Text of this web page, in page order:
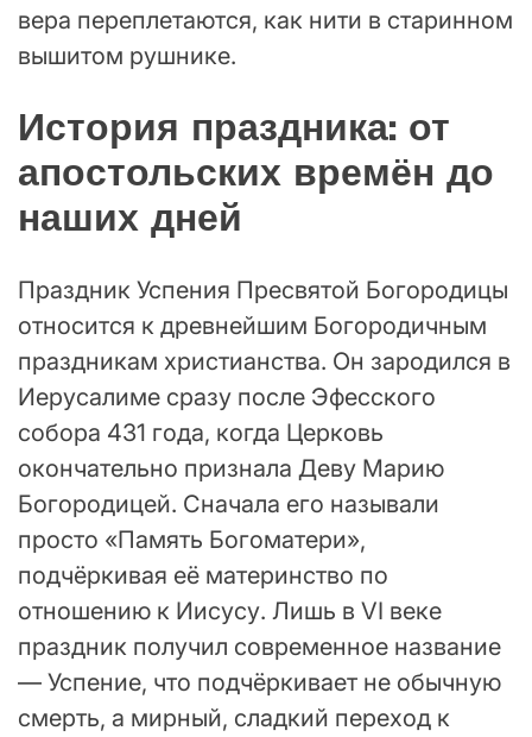
вера переплетаются, как нити в старинном
вышитом рушнике.
История праздника: от
апостольских времён до
наших дней
Праздник Успения Пресвятой Богородицы
относится к древнейшим Богородичным
праздникам христианства. Он зародился в
Иерусалиме сразу после Эфесского
собора 431 года, когда Церковь
окончательно признала Деву Марию
Богородицей. Сначала его называли
просто «Память Богоматери»,
подчёркивая её материнство по
отношению к Иисусу. Лишь в VI веке
праздник получил современное название
— Успение, что подчёркивает не обычную
смерть, а мирный, сладкий переход к